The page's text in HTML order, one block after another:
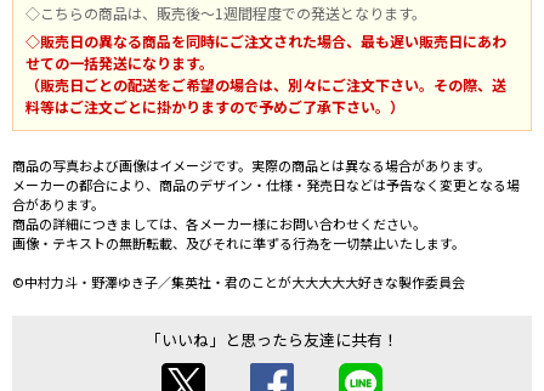
◇こちらの商品は、販売後～1週間程度での発送となります。
◇販売日の異なる商品を同時にご注文された場合、最も遅い販売日にあわ
せての一括発送になります。
（販売日ごとの配送をご希望の場合は、別々にご注文下さい。その際、送
料等はご注文ごとに掛かりますので予めご了承下さい。）
商品の写真および画像はイメージです。実際の商品とは異なる場合があります。
メーカーの都合により、商品のデザイン・仕様・発売日などは予告なく変更となる場
合があります。
商品の詳細につきましては、各メーカー様にお問い合わせください。
画像・テキストの無断転載、及びそれに準ずる行為を一切禁止いたします。
©中村力斗・野澤ゆき子／集英社・君のことが大大大大大好きな製作委員会
「いいね」と思ったら友達に共有！